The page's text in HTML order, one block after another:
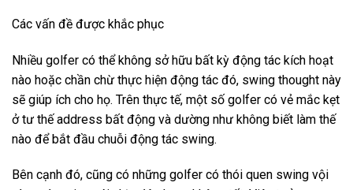
Các vấn đề được khắc phục
Nhiều golfer có thể không sở hữu bất kỳ động tác kích hoạt
nào hoặc chần chừ thực hiện động tác đó, swing thought này
sẽ giúp ích cho họ. Trên thực tế, một số golfer có vẻ mắc kẹt
ở tư thế address bất động và dường như không biết làm thế
nào để bắt đầu chuỗi động tác swing.
Bên cạnh đó, cũng có những golfer có thói quen swing vội